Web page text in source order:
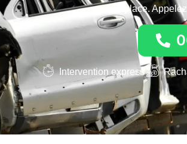
place.
Intervention express